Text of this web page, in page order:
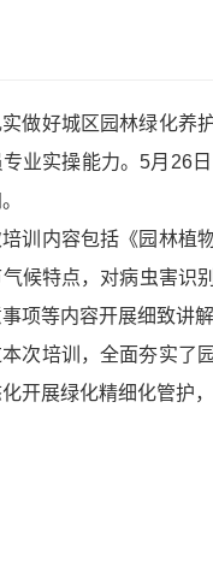
实做好城区园林绿化养
业实操能力。5月26
培训内容包括《园林植
候特点，对病虫害识
项等内容开展细致讲
次培训，全面夯实了
开展绿化精细化管护